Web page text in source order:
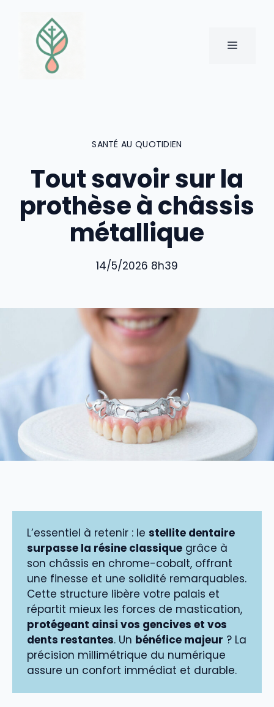
contenu
MENU
SANTÉ AU QUOTIDIEN
Tout savoir sur la
prothèse à châssis
métallique
14/5/2026 8h39
L’essentiel à retenir : le stellite dentaire
surpasse la résine classique grâce à
son châssis en chrome-cobalt, offrant
une finesse et une solidité remarquables.
Cette structure libère votre palais et
répartit mieux les forces de mastication,
protégeant ainsi vos gencives et vos
dents restantes. Un bénéfice majeur ? La
précision millimétrique du numérique
assure un confort immédiat et durable.